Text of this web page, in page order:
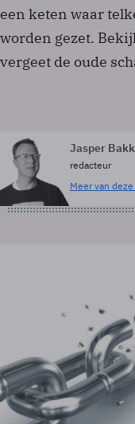
een keten waar
worden gezet.
vergeet de oude
Jasper
redacteur
Meer van